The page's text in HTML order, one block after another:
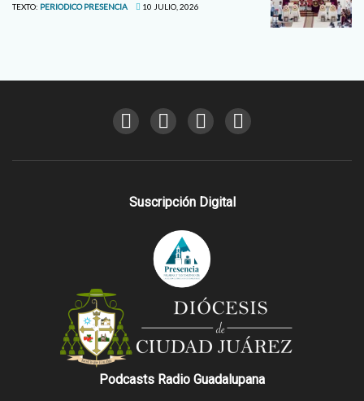
TEXTO: PERIODICO PRESENCIA 10 JULIO, 2026
Suscripción Digital
Podcasts Radio Guadalupana